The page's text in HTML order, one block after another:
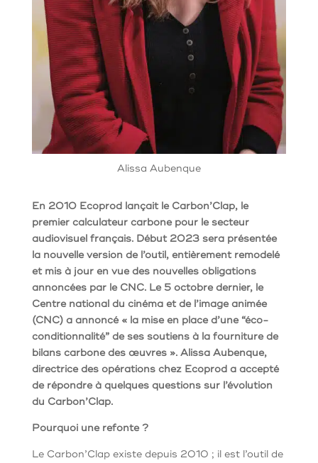
Alissa Aubenque
En 2010 Ecoprod lançait le Carbon’Clap, le
premier calculateur carbone pour le secteur
audiovisuel français. Début 2023 sera présentée
la nouvelle version de l’outil, entièrement remodelé
et mis à jour en vue des nouvelles obligations
annoncées par le CNC. Le 5 octobre dernier, le
Centre national du cinéma et de l’image animée
(CNC) a annoncé « la mise en place d’une “éco-
conditionnalité” de ses soutiens à la fourniture de
bilans carbone des œuvres ». Alissa Aubenque,
directrice des opérations chez Ecoprod a accepté
de répondre à quelques questions sur l’évolution
du Carbon’Clap.
Pourquoi une refonte ?
Le Carbon’Clap existe depuis 2010 ; il est l’outil de